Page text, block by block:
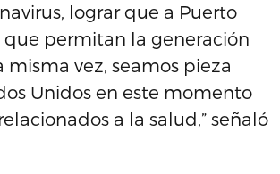
lograr que a Puerto
que permitan la generación
vez, seamos pieza
Unidos en este momento
a la salud,” señaló